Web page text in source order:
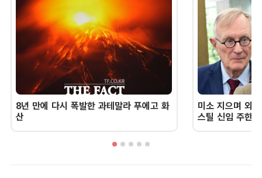
8년 만에 다시 폭발한 과테말라 푸에고 화
산
미소 지으며 외
스틸 신임 주한